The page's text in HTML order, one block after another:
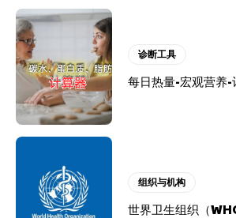
诊断工具
每日热量-宏观营养-
组织与机构
世界卫生组织（